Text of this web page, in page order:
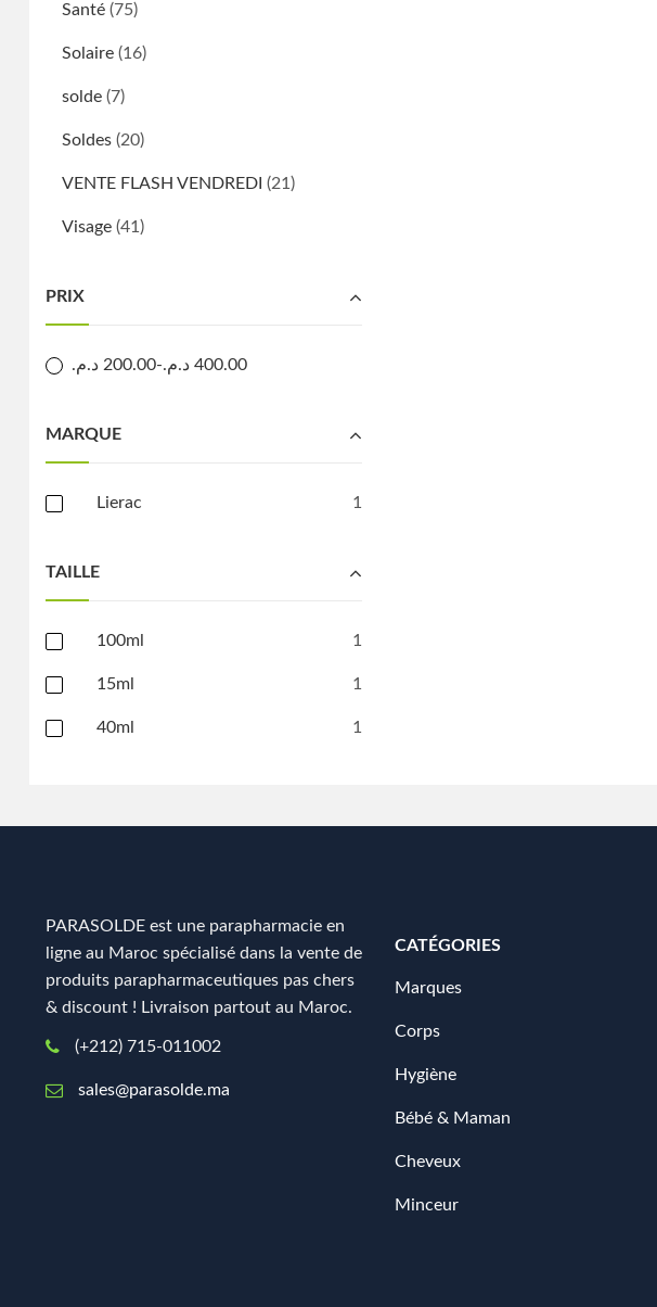
Santé (75)
Solaire (16)
solde (7)
Soldes (20)
VENTE FLASH VENDREDI (21)
Visage (41)
PRIX
200.00 د.م. - 400.00 د.م.
MARQUE
Lierac 1
TAILLE
100ml 1
15ml 1
40ml 1
PARASOLDE est une parapharmacie en
ligne au Maroc spécialisé dans la vente de
produits parapharmaceutiques pas chers
& discount ! Livraison partout au Maroc.
(+212) 715-011002
sales@parasolde.ma
CATÉGORIES
Marques
Corps
Hygiène
Bébé & Maman
Cheveux
Minceur